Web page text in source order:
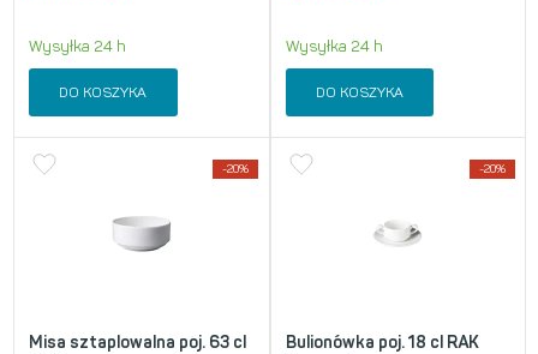
Wysyłka 24 h
DO KOSZYKA
Wysyłka 24 h
DO KOSZYKA
-20%
Misa sztaplowalna poj. 63 cl
-20%
Bulionówka poj. 18 cl RAK